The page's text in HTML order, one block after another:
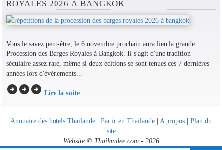
ROYALES 2026 À BANGKOK
Vous le savez peut-être, le 6 novembre prochain aura lieu la grande
Procession des Barges Royales à Bangkok. Il s'agit d'une tradition
séculaire assez rare, même si deux éditions se sont tenues ces 7 dernières
années lors d'événements...
arrow_circle_rightarrow_circle_rightarrow_circle_right Lire la suite
Annuaire des hotels Thailande | Partir en Thailande | A propos | Plan du
site
Website © Thailandee.com - 2026